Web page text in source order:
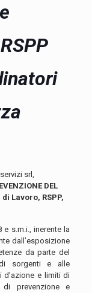
srl,
DEL
Lavoro, RSPP,
e s.m.i., inerente la
dall’esposizione
da parte del
sorgenti e alle
d’azione e limiti di
prevenzione e